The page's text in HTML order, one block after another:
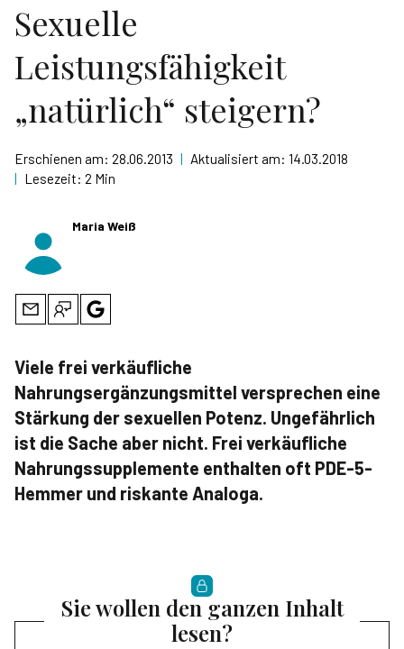
Sexuelle
Leistungsfähigkeit
„natürlich“ steigern?
Erschienen am: 28.06.2013 | Aktualisiert am: 14.03.2018
| Lesezeit: 2 Min
Maria Weiß
Viele frei verkäufliche
Nahrungsergänzungsmittel versprechen eine
Stärkung der sexuellen Potenz. Ungefährlich
ist die Sache aber nicht. Frei verkäufliche
Nahrungssupplemente enthalten oft PDE-5-
Hemmer und riskante Analoga.
Sie wollen den ganzen Inhalt
lesen?